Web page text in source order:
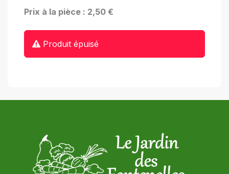
Prix à la pièce : 2,50 €
Produit épuisé